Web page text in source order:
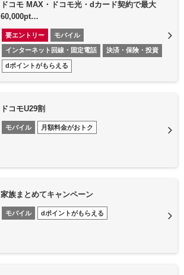
ドコモ MAX・ドコモ光・dカード契約で最大
60,000pt…
要エントリー モバイル
インターネット回線・固定電話 決済・保険・投資
dポイントがもらえる
ドコモU29割
モバイル 月額料金がおトク
家族まとめてキャンペーン
モバイル dポイントがもらえる